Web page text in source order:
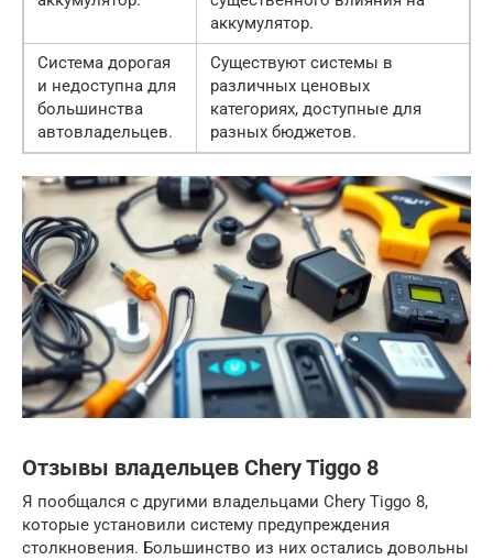
аккумулятор.
Система дорогая
и недоступна для
большинства
автовладельцев.
Существуют системы в
различных ценовых
категориях, доступные для
разных бюджетов.
Отзывы владельцев Chery Tiggo 8
Я пообщался с другими владельцами Chery Tiggo 8,
которые установили систему предупреждения
столкновения. Большинство из них остались довольны